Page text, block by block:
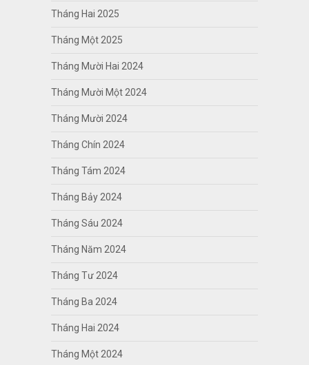
Tháng Hai 2025
Tháng Một 2025
Tháng Mười Hai 2024
Tháng Mười Một 2024
Tháng Mười 2024
Tháng Chín 2024
Tháng Tám 2024
Tháng Bảy 2024
Tháng Sáu 2024
Tháng Năm 2024
Tháng Tư 2024
Tháng Ba 2024
Tháng Hai 2024
Tháng Một 2024